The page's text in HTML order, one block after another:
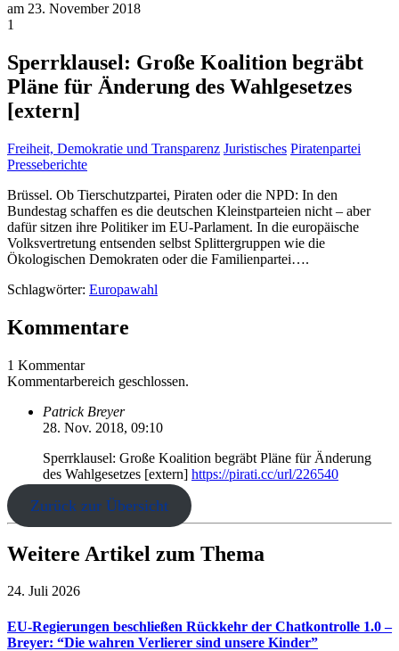
am 23. November 2018
1
Sperrklausel: Große Koalition begräbt
Pläne für Änderung des Wahlgesetzes
[extern]
Freiheit, Demokratie und Transparenz Juristisches Piratenpartei
Presseberichte
Brüssel. Ob Tierschutzpartei, Piraten oder die NPD: In den
Bundestag schaffen es die deutschen Kleinstparteien nicht – aber
dafür sitzen ihre Politiker im EU-Parlament. In die europäische
Volksvertretung entsenden selbst Splittergruppen wie die
Ökologischen Demokraten oder die Familienpartei….
Schlagwörter: Europawahl
Kommentare
1 Kommentar
Kommentarbereich geschlossen.
Patrick Breyer
28. Nov. 2018, 09:10
Sperrklausel: Große Koalition begräbt Pläne für Änderung
des Wahlgesetzes [extern] https://pirati.cc/url/226540
Zurück zur Übersicht
Weitere Artikel zum Thema
24. Juli 2026
EU-Regierungen beschließen Rückkehr der Chatkontrolle 1.0 –
Breyer: “Die wahren Verlierer sind unsere Kinder”